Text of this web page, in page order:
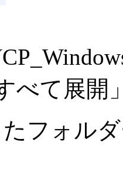
べて展開
フォル